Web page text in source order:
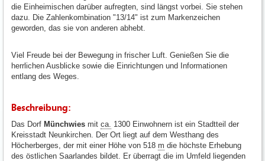
die Einheimischen darüber aufregten, sind längst vorbei. Sie stehen
dazu. Die Zahlenkombination "13/14" ist zum Markenzeichen
geworden, das sie von anderen abhebt.
Viel Freude bei der Bewegung in frischer Luft. Genießen Sie die
herrlichen Ausblicke sowie die Einrichtungen und Informationen
entlang des Weges.
Beschreibung:
Das Dorf Münchwies mit ca. 1300 Einwohnern ist ein Stadtteil der
Kreisstadt Neunkirchen. Der Ort liegt auf dem Westhang des
Höcherberges, der mit einer Höhe von 518 m die höchste Erhebung
des östlichen Saarlandes bildet. Er überragt die im Umfeld liegenden